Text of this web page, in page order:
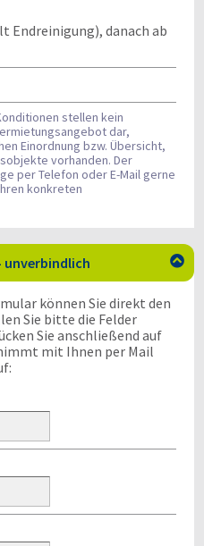
Endreinigung), danach ab
stellen kein
dar,
Einordnung bzw. Übersicht,
vorhanden. Der
per Telefon oder E-Mail gerne
konkreten
unverbindlich 
können Sie direkt den
Sie bitte die Felder
Sie anschließend auf
mit Ihnen per Mail